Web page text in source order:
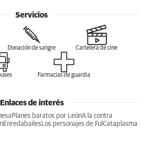
Servicios
Donación de sangre Cartelera de cine
Farmacias de guardia
Enlaces de interés
Planes baratos por LeónA la contra
EnredabailesLos personajes de Ful Cataplasma